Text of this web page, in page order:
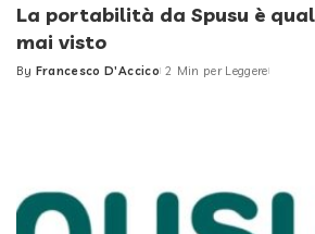
La portabilità da Spusu è
mai visto
Posted
By Francesco D'Accico 2 Min per Leggere